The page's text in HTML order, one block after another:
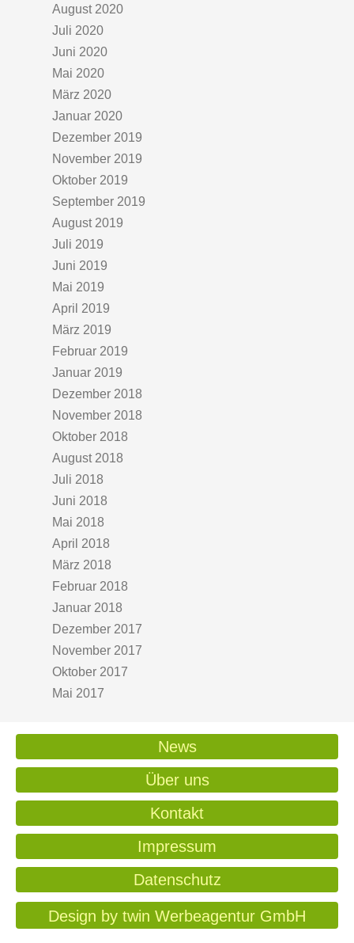
August 2020
Juli 2020
Juni 2020
Mai 2020
März 2020
Januar 2020
Dezember 2019
November 2019
Oktober 2019
September 2019
August 2019
Juli 2019
Juni 2019
Mai 2019
April 2019
März 2019
Februar 2019
Januar 2019
Dezember 2018
November 2018
Oktober 2018
August 2018
Juli 2018
Juni 2018
Mai 2018
April 2018
März 2018
Februar 2018
Januar 2018
Dezember 2017
November 2017
Oktober 2017
Mai 2017
News
Über uns
Kontakt
Impressum
Datenschutz
Design by twin Werbeagentur GmbH